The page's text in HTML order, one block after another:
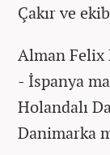
Çakır ve
Alman Felix
- İspanya
Holandalı
Danimarka